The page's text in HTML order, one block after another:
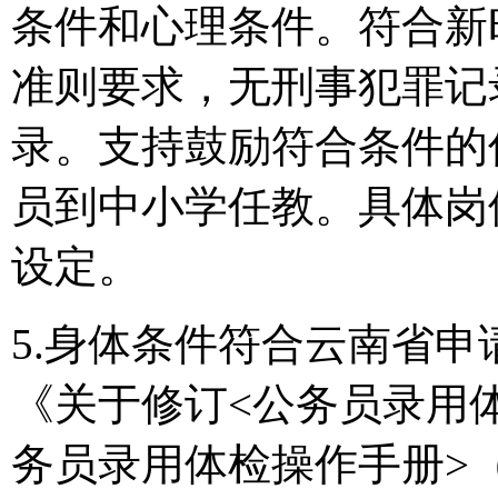
条件和心理条件。符合
准则要求，无刑事犯罪
录。支持鼓励符合条件
员到中小学任教。具体
设定。
5.身体条件符合云南省
《关于修订<公务员录
务员录用体检操作手册>